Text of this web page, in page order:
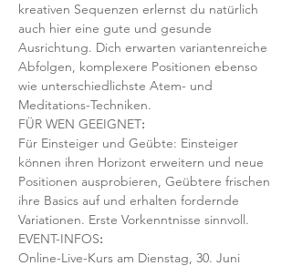
kreativen Sequenzen erlernst du natürlich
auch hier eine gute und gesunde
Ausrichtung. Dich erwarten variantenreiche
Abfolgen, komplexere Positionen ebenso
wie unterschiedlichste Atem- und
Meditations-Techniken.
FÜR WEN GEEIGNET:
Für Einsteiger und Geübte: Einsteiger
können ihren Horizont erweitern und neue
Positionen ausprobieren, Geübtere frischen
ihre Basics auf und erhalten fordernde
Variationen. Erste Vorkenntnisse sinnvoll.
EVENT-INFOS:
Online-Live-Kurs am Dienstag, 30. Juni